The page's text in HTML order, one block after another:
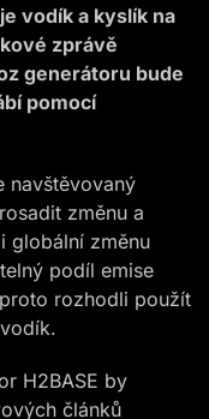
vodík a kyslík na
zprávě
generátoru bude
pomocí
navštěvovaný
změnu a
globální změnu
podíl emise
rozhodli použít
H2BASE by
článků